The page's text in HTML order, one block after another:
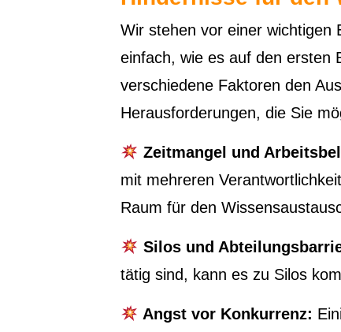
Wir stehen vor einer wichtigen
einfach, wie es auf den ersten
verschiedene Faktoren den
Herausforderungen, die Sie
Zeitmangel und
mit mehreren
Raum für den
Silos und
tätig sind, kann es zu Silos
Angst vor Konkurrenz: